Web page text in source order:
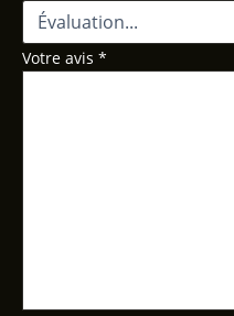
Votre avis *